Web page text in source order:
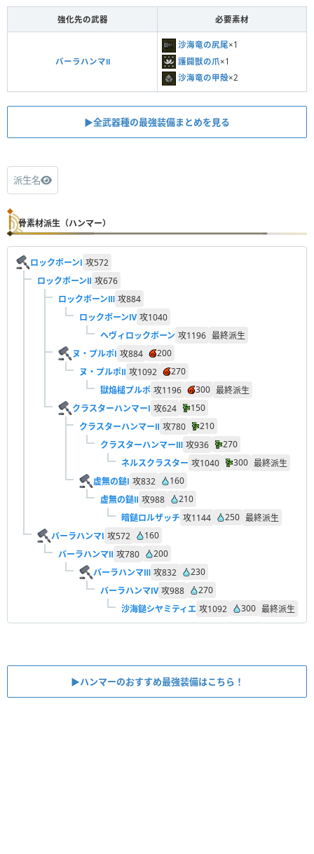
強化先の武器 必要素材
バーラハンマⅡ
沙海竜の尻尾×1
護闢獣の爪×1
沙海竜の甲殻×2
▶︎全武器種の最強装備まとめを見る
派生名
骨素材派生（ハンマー）
ロックボーンⅠ 攻572
ロックボーンⅡ 攻676
ロックボーンⅢ 攻884
ロックボーンⅣ 攻1040
ヘヴィロックボーン 攻1196 最終派生
ヌ・プルポⅠ 攻884
200
ヌ・プルポⅡ 攻1092
270
獄焔槌プルポ 攻1196 300 最終派生
クラスターハンマーⅠ 攻624
150
クラスターハンマーⅡ 攻780
210
クラスターハンマーⅢ 攻936
270
ネルスクラスター 攻1040 300 最終派生
虚無の鎚Ⅰ 攻832
160
虚無の鎚Ⅱ 攻988
210
暗鎚ロルザッチ 攻1144 250 最終派生
バーラハンマⅠ 攻572
160
バーラハンマⅡ 攻780
200
バーラハンマⅢ 攻832
230
バーラハンマⅣ 攻988
270
沙海鎚シヤミティエ 攻1092 300 最終派生
▶︎ハンマーのおすすめ最強装備はこちら！